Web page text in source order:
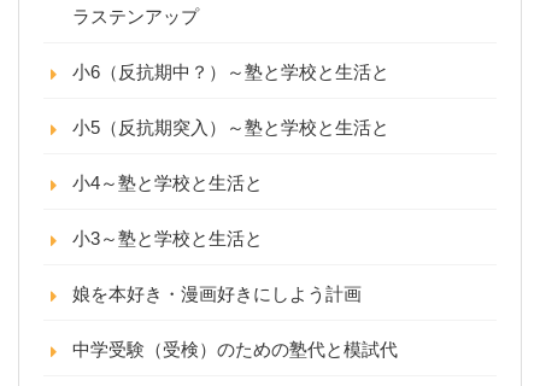
ラステンアップ
小6（反抗期中？）～塾と学校と生活と
小5（反抗期突入）～塾と学校と生活と
小4～塾と学校と生活と
小3～塾と学校と生活と
娘を本好き・漫画好きにしよう計画
中学受験（受検）のための塾代と模試代